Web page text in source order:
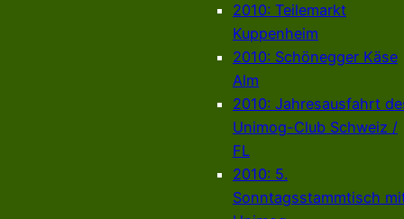
2010: Teilemarkt
Kuppenheim
2010: Schönegger Käse
Alm
2010: Jahresausfahrt
Unimog-Club Schweiz /
FL
2010: 5.
Sonntagsstammtisch